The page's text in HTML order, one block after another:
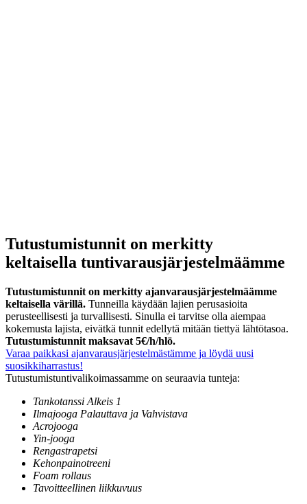
Tutustumistunnit on merkitty
keltaisella tuntivarausjärjestelmäämme
Tutustumistunnit on merkitty ajanvarausjärjestelmäämme
keltaisella värillä. Tunneilla käydään lajien perusasioita
perusteellisesti ja turvallisesti. Sinulla ei tarvitse olla aiempaa
kokemusta lajista, eivätkä tunnit edellytä mitään tiettyä lähtötasoa.
Tutustumistunnit maksavat 5€/h/hlö.
Varaa paikkasi ajanvarausjärjestelmästämme ja löydä uusi
suosikkiharrastus!
Tutustumistuntivalikoimassamme on seuraavia tunteja:
Tankotanssi Alkeis 1
Ilmajooga Palauttava ja Vahvistava
Acrojooga
Yin-jooga
Rengastrapetsi
Kehonpainotreeni
Foam rollaus
Tavoitteellinen liikkuvuus